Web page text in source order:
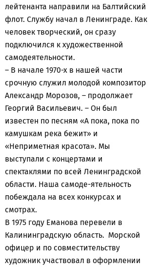
лейтенанта направили на Балтийский
флот. Службу начал в Ленинграде. Как
человек творческий, он сразу
подключился к художественной
самодеятельности.
– В начале 1970-х в нашей части
срочную служил молодой композитор
Александр Морозов, – продолжает
Георгий Васильевич. – Он был
известен по песням «А пока, пока по
камушкам река бежит» и
«Неприметная красота». Мы
выступали с концертами и
спектаклями по всей Ленинградской
области. Наша самоде-ятельность
побеждала на всех конкурсах и
смотрах.
В 1975 году Еманова перевели в
Калининградскую область. Морской
офицер и по совместительству
художник участвовал в оформлении